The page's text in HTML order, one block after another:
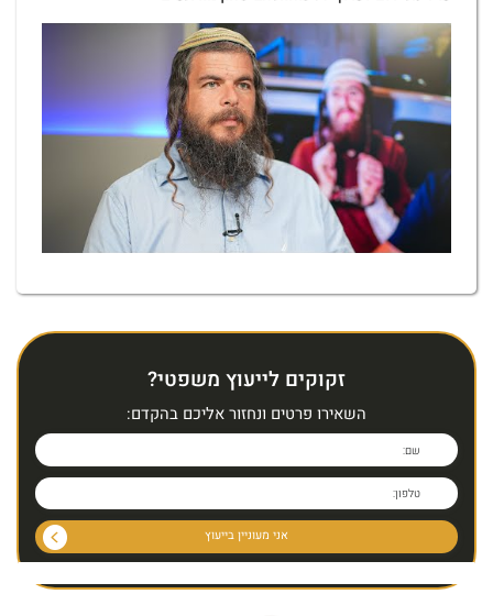
זקוקים לייעוץ משפטי?
השאירו פרטים ונחזור אליכם בהקדם: